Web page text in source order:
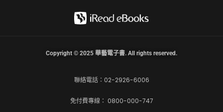
聯絡電話：02-2926-6006
免付費專線： 0800-000-747
Copyright © 2025 華藝電子書. All rights reserved.